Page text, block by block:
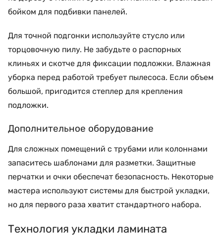
бойком для подбивки панелей.
Для точной подгонки используйте стусло или
торцовочную пилу. Не забудьте о распорных
клиньях и скотче для фиксации подложки. Влажная
уборка перед работой требует пылесоса. Если объем
большой, пригодится степлер для крепления
подложки.
Дополнительное оборудование
Для сложных помещений с трубами или колоннами
запаситесь шаблонами для разметки. Защитные
перчатки и очки обеспечат безопасность. Некоторые
мастера используют системы для быстрой укладки,
но для первого раза хватит стандартного набора.
Технология укладки ламината